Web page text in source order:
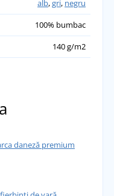
alb,gri, negru
100% bumbac
140 g/m2
daneză premium